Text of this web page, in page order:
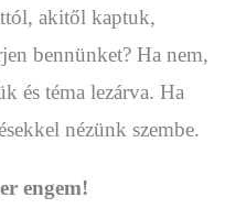
akitől kaptuk,
bennünket? Ha nem,
és téma lezárva. Ha
nézünk szembe.
engem!